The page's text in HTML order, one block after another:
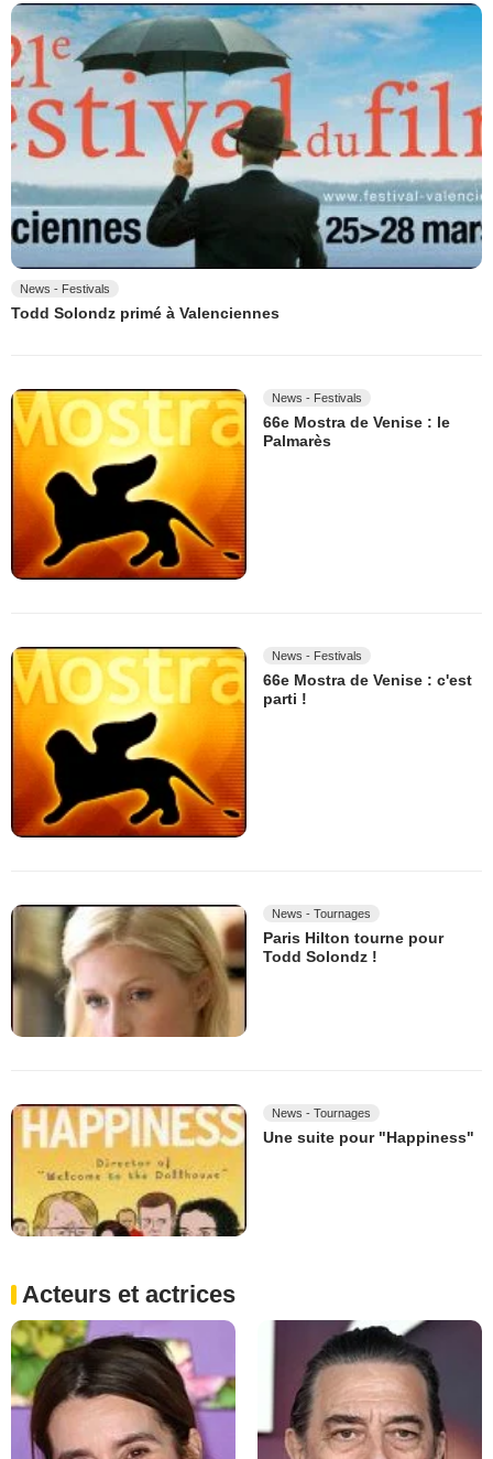
News - Festivals
Todd Solondz primé à Valenciennes
News - Festivals
66e Mostra de Venise : le
Palmarès
News - Festivals
66e Mostra de Venise : c'est
parti !
News - Tournages
Paris Hilton tourne pour
Todd Solondz !
News - Tournages
Une suite pour "Happiness"
Acteurs et actrices